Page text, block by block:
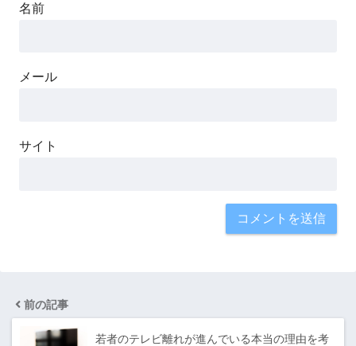
名前
メール
サイト
前の記事
若者のテレビ離れが進んでいる本当の理由を考